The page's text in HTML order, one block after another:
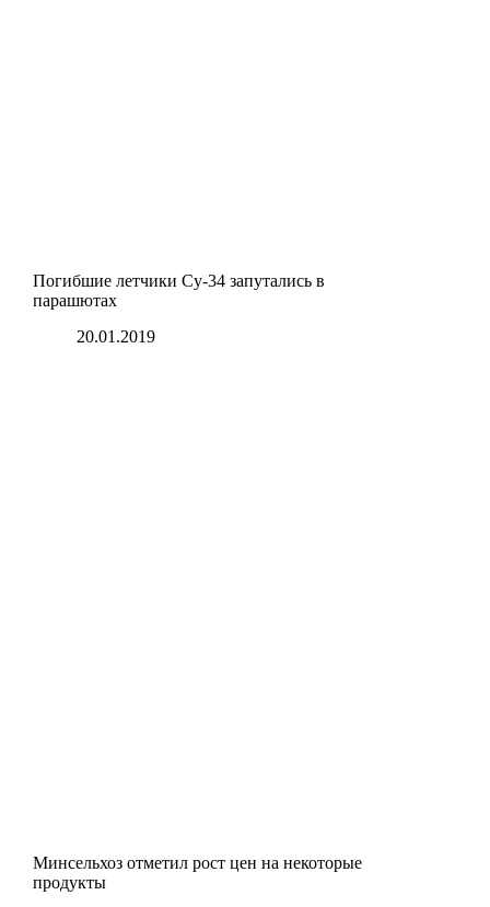
Погибшие летчики Су-34 запутались в
парашютах
20.01.2019
Минсельхоз отметил рост цен на некоторые
продукты